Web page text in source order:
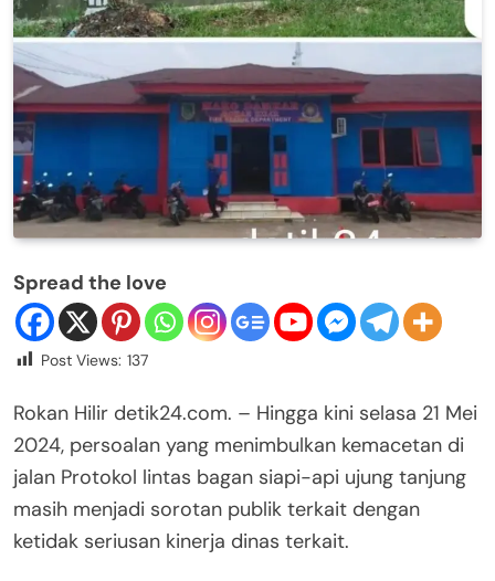
Spread the love
Post Views: 137
Rokan Hilir detik24.com. – Hingga kini selasa 21 Mei
2024, persoalan yang menimbulkan kemacetan di
jalan Protokol lintas bagan siapi-api ujung tanjung
masih menjadi sorotan publik terkait dengan
ketidak seriusan kinerja dinas terkait.